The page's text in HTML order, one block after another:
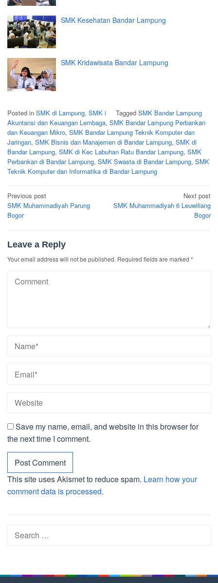
SMK Kesehatan Bandar Lampung
SMK Kridawisata Bandar Lampung
Posted in SMK di Lampung, SMK i Tagged SMK Bandar Lampung
Akuntansi dan Keuangan Lembaga, SMK Bandar Lampung Perbankan
dan Keuangan Mikro, SMK Bandar Lampung Teknik Komputer dan
Jaringan, SMK Bisnis dan Manajemen di Bandar Lampung, SMK di
Bandar Lampung, SMK di Kec Labuhan Ratu Bandar Lampung, SMK
Perbankan di Bandar Lampung, SMK Swasta di Bandar Lampung, SMK
Teknik Komputer dan Informatika di Bandar Lampung
Post
navigation
Previous post
SMK Muhammadiyah Parung
Bogor
Next post
SMK Muhammadiyah 6 Leuwiliang
Bogor
Leave a Reply
Your email address will not be published. Required fields are marked *
Save my name, email, and website in this browser for
the next time I comment.
This site uses Akismet to reduce spam. Learn how your
comment data is processed.
Search